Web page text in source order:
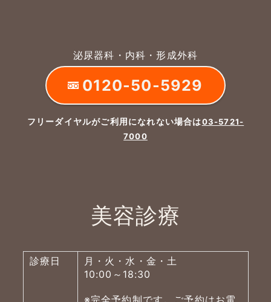
泌尿器科・内科・形成外科
0120-50-5929
フリーダイヤルがご利用になれない場合は03-5721-
7000
美容診療
診療日
月・火・水・金・土
10:00～18:30